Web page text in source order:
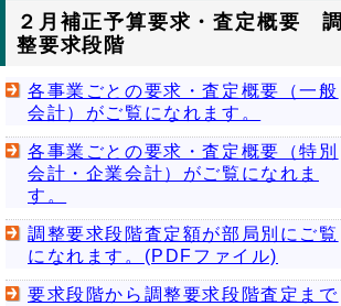
２月補正予算要求・査定概要 調
整要求段階
各事業ごとの要求・査定概要（一般
会計）がご覧になれます。
各事業ごとの要求・査定概要（特別
会計・企業会計）がご覧になれま
す。
調整要求段階査定額が部局別にご覧
になれます。(PDFファイル)
要求段階から調整要求段階査定まで